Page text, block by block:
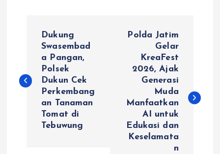
v
Dukung
Swasembad
a Pangan,
Polsek
Dukun Cek
Perkembang
an Tanaman
Tomat di
Tebuwung
Polda Jatim
Gelar
KreaFest
2026, Ajak
Generasi
Muda
Manfaatkan
AI untuk
Edukasi dan
Keselamata
n